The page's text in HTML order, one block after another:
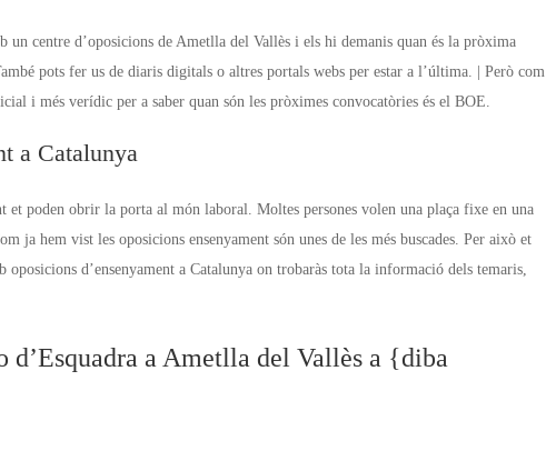
un centre d’oposicions de Ametlla del Vallès i els hi demanis quan és la pròxima
pots fer us de diaris digitals o altres portals webs per estar a l’última. | Però com
i més verídic per a saber quan són les pròximes convocatòries és el BOE.
a Catalunya
et poden obrir la porta al món laboral. Moltes persones volen una plaça fixe en una
ja hem vist les oposicions ensenyament són unes de les més buscades. Per això et
oposicions d’ensenyament a Catalunya on trobaràs tota la informació dels temaris,
d’Esquadra a Ametlla del Vallès a {diba